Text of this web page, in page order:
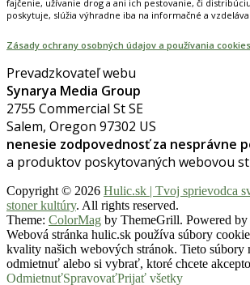
fajčenie, užívanie drog a ani ich pestovanie, či
poskytuje, slúžia výhradne iba na informačné a
Zásady ochrany osobných údajov a používania cookies
Prevadzkovateľ webu
Synarya Media Group
2755 Commercial St SE
Salem, Oregon 97302 US
nenesie zodpovednosť za nesprávne
a produktov poskytovaných webovou
Copyright © 2026 Hulic.sk | Tvoj sprievodca
stoner kultúry. All rights reserved.
Theme: ColorMag by ThemeGrill. Powered by
Webová stránka hulic.sk používa súbory
kvality našich webových stránok. Tieto súbory
odmietnuť alebo si vybrať, ktoré chcete
OdmietnuťSpravovaťPrijať všetky